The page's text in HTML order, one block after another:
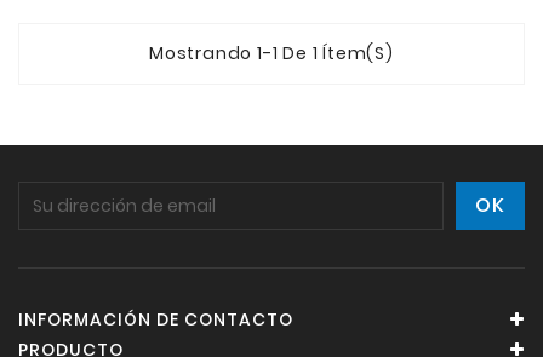
Mostrando 1-1 De 1 Ítem(s)
INFORMACIÓN DE CONTACTO
PRODUCTO